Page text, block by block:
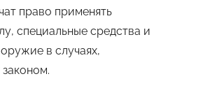
право применять
специальные средства и
в случаях,